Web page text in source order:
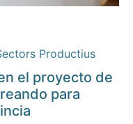
Productius
el proyecto de
para